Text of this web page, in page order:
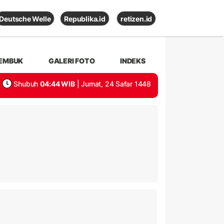
Deutsche Welle Republika.id retizen.id
GALERI FOTO INDEKS
Shubuh 04:44 WIB | Jumat, 24 Safar 1448